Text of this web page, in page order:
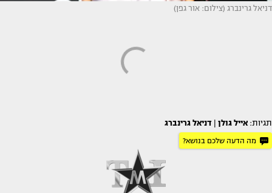
דניאל גרינברג (צילום: אור גפן)
תגיות: אייל גולן דניאל גרינברג
מה הדעה שלכם בנושא?